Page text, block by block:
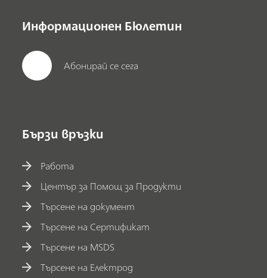
Информационен Бюлетин
Абонирай се сега
Бързи връзки
Работа
Център за Помощ за Продукти
Търсене на документ
Търсене на Сертификат
Търсене на MSDS
Търсене на Електрод